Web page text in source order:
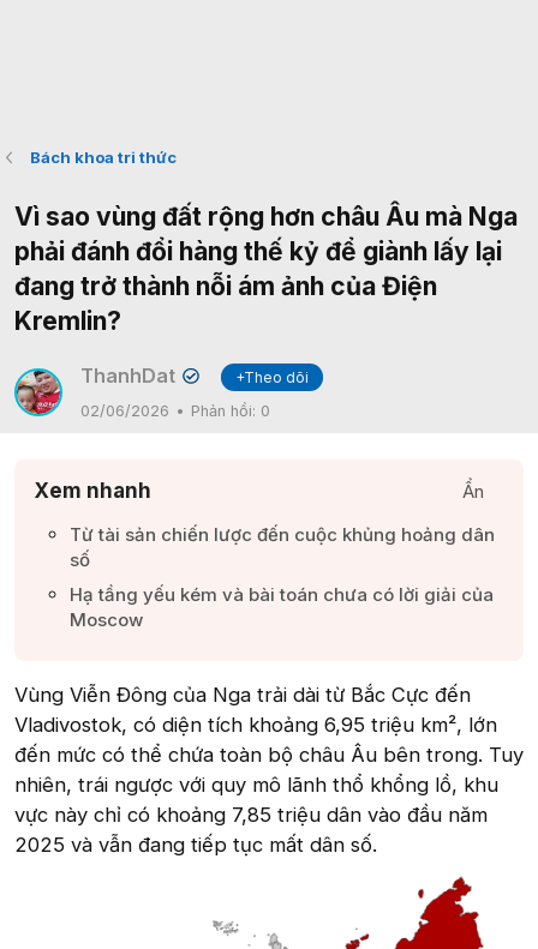
Bách khoa tri thức
Vì sao vùng đất rộng hơn châu Âu mà Nga
phải đánh đổi hàng thế kỷ để giành lấy lại
đang trở thành nỗi ám ảnh của Điện
Kremlin?
ThanhDat ✔
+Theo dõi
02/06/2026
Phản hồi: 0
Xem nhanh
Ẩn
Từ tài sản chiến lược đến cuộc khủng hoảng dân
số​
Hạ tầng yếu kém và bài toán chưa có lời giải của
Moscow​
Vùng Viễn Đông của Nga trải dài từ Bắc Cực đến
Vladivostok, có diện tích khoảng 6,95 triệu km², lớn
đến mức có thể chứa toàn bộ châu Âu bên trong. Tuy
nhiên, trái ngược với quy mô lãnh thổ khổng lồ, khu
vực này chỉ có khoảng 7,85 triệu dân vào đầu năm
2025 và vẫn đang tiếp tục mất dân số.